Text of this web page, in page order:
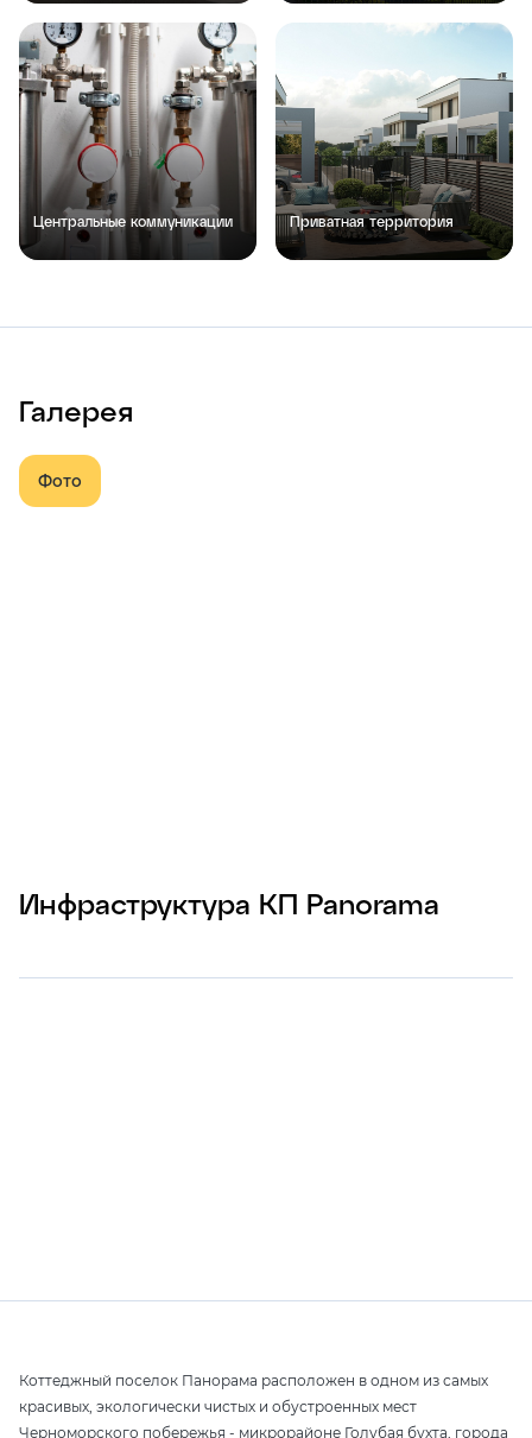
Центральные коммуникации Приватная территория
Галерея
Фото
Инфраструктура КП Panorama
Коттеджный поселок Панорама расположен в одном из самых
красивых, экологически чистых и обустроенных мест
Черноморского побережья - микрорайоне Голубая бухта, города